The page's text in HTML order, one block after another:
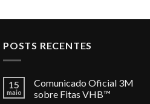
POSTS RECENTES
15
maio
Comunicado Oficial 3M
sobre Fitas VHB™